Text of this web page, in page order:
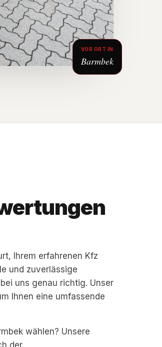
VOR ORT IN
Barmbek
Ihrem erfahrenen Kfz
und zuverlässige
uns genau richtig. Unser
Ihnen eine umfassende
wählen? Unsere
der